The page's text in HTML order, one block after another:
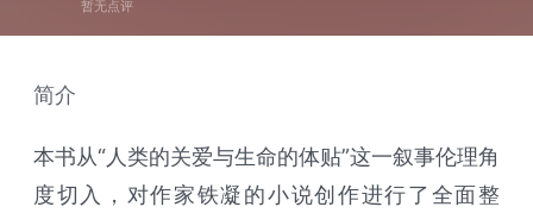
暂无点评
简介
本书从“人类的关爱与生命的体贴”这一叙事伦理角
度切入，对作家铁凝的小说创作进行了全面整